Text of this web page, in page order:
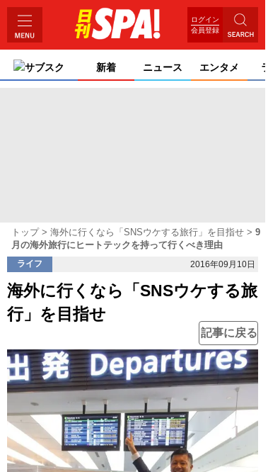
ログイン
会員登録
サブスク 新着 ニュース エンタメ
トップ 海外に行くなら「SNSウケする旅行」を目指せ
9
月の海外旅行にヒートテックを持って行くべき理由
ライフ 2016年09月10日
海外に行くなら「SNSウケする旅
行」を目指せ
記事に戻る